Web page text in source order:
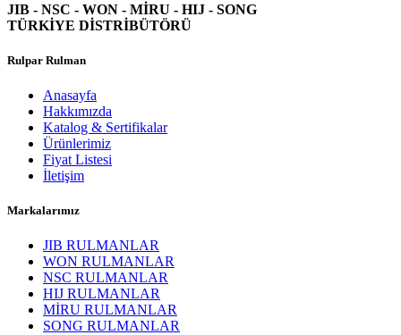
JIB - NSC - WON - MİRU - HIJ - SONG
TÜRKİYE DİSTRİBÜTÖRÜ
Rulpar Rulman
Anasayfa
Hakkımızda
Katalog & Sertifikalar
Ürünlerimiz
Fiyat Listesi
İletişim
Markalarımız
JIB RULMANLAR
WON RULMANLAR
NSC RULMANLAR
HIJ RULMANLAR
MİRU RULMANLAR
SONG RULMANLAR